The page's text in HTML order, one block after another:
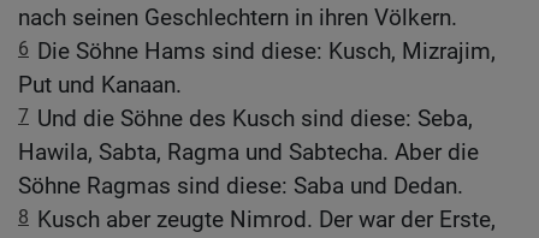
nach seinen Geschlechtern in ihren Völkern.
6 Die Söhne Hams sind diese: Kusch, Mizrajim,
Put und Kanaan.
7 Und die Söhne des Kusch sind diese: Seba,
Hawila, Sabta, Ragma und Sabtecha. Aber die
Söhne Ragmas sind diese: Saba und Dedan.
8 Kusch aber zeugte Nimrod. Der war der Erste,